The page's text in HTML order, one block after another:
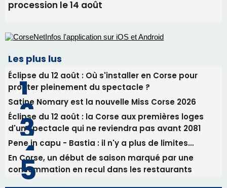
Satine Nomary est la nouvelle Miss Corse 2026
d'un spectacle qui ne reviendra pas avant 2081
En Corse, un début de saison marqué par une
consommation en recul dans les restaurants
Newsletter
Inscrivez-vous à la newsletter de CNI et recevez par
email les infos les plus importantes et une sélection de
nos meilleurs articles